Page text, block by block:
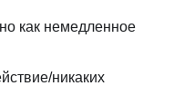
как немедленное
никаких